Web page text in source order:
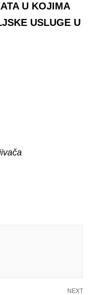
U KOJIMA
USLUGE U
NEXT